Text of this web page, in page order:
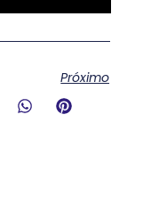
Próximo